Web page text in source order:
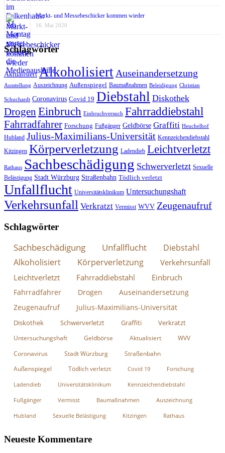
Markt- und Messebeschicker kommen wieder
16. Mai 2020
Schlagwörter
Aktualisiert Alkoholisiert Auseinandersetzung
Ausstellung Auszeichnung Außenspiegel Baumaßnahmen Beleidigung Christian
Schuchardt Coronavirus Covid 19 Diebstahl Diskothek
Drogen Einbruch Einbruchversuch Fahrraddiebstahl
Fahrradfahrer Forschung Fußgänger Geldbörse Graffiti Heuchelhof
Hubland Julius-Maximilians-Universität Kennzeichendiebstahl
Kitzingen Körperverletzung Ladendieb Leichtverletzt
Rathaus Sachbeschädigung Schwerverletzt Sexuelle
Belästigung Stadt Würzburg Straßenbahn Tödlich verletzt
Unfallflucht Universitätsklinikum Untersuchungshaft
Verkehrsunfall Verkratzt Vermisst WVV Zeugenaufruf
Schlagwörter
Sachbeschädigung Unfallflucht
Diebstahl
Alkoholisiert
Körperverletzung Verkehrsunfall
Leichtverletzt Fahrraddiebstahl Einbruch
Fahrradfahrer Drogen
Auseinandersetzung
Zeugenaufruf
Julius-Maximilians-Universität
Diskothek Schwerverletzt Graffiti Verkratzt
Untersuchungshaft Geldbörse Aktualisiert
WVV
Coronavirus
Stadt Würzburg Straßenbahn
Außenspiegel Tödlich verletzt Covid 19 Forschung
Ladendieb Universitätsklinikum Kennzeichendiebstahl
Fußgänger Vermisst Baumaßnahmen Auszeichnung
Hubland Sexuelle Belästigung Kitzingen Rathaus
Neueste Kommentare